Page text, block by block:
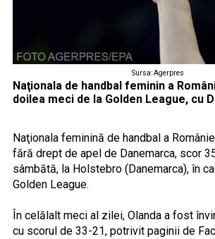
Sursa: Agerpres
Naţionala de handbal feminin a
doilea meci de la Golden League, cu
Naţionala feminină de handbal a
fără drept de apel de Danemarca, scor
sâmbătă, la Holstebro (Danemarca), în
Golden League.
În celălalt meci al zilei, Olanda a fost
cu scorul de 33-21, potrivit paginii de